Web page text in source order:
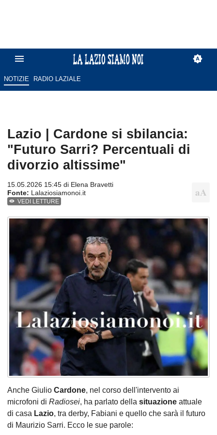
NOTIZIE RADIO LAZIALE
Lazio | Cardone si sbilancia:
"Futuro Sarri? Percentuali di
divorzio altissime"
15.05.2026 15:45 di Elena Bravetti
Fonte: Lalaziosiamonoi.it
VEDI LETTURE
Anche Giulio Cardone, nel corso dell'intervento ai
microfoni di Radiosei, ha parlato della situazione attuale
di casa Lazio, tra derby, Fabiani e quello che sarà il futuro
di Maurizio Sarri. Ecco le sue parole: